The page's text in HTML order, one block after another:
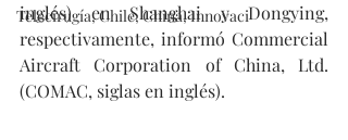
Telecirugía, Chile, China, Innovaci
inglés) en Shanghai y Dongying,
respectivamente, informó Commercial
Aircraft Corporation of China, Ltd.
(COMAC, siglas en inglés).